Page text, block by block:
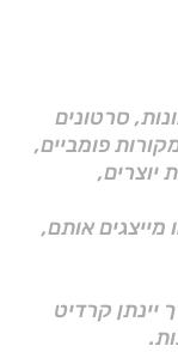
סרטונים
פומביים,
זכויות יוצרים,
מייצגים אותם,
יינתן קרדיט